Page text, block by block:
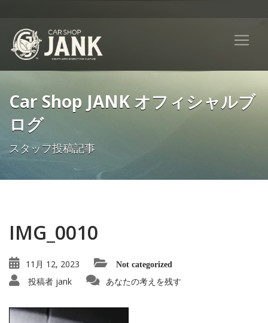
Car Shop JANK オフィシャルブ
ログ
スタッフ投稿記事
IMG_0010
11月 12, 2023 Not categorized
投稿者 jank あなたの考えを残す